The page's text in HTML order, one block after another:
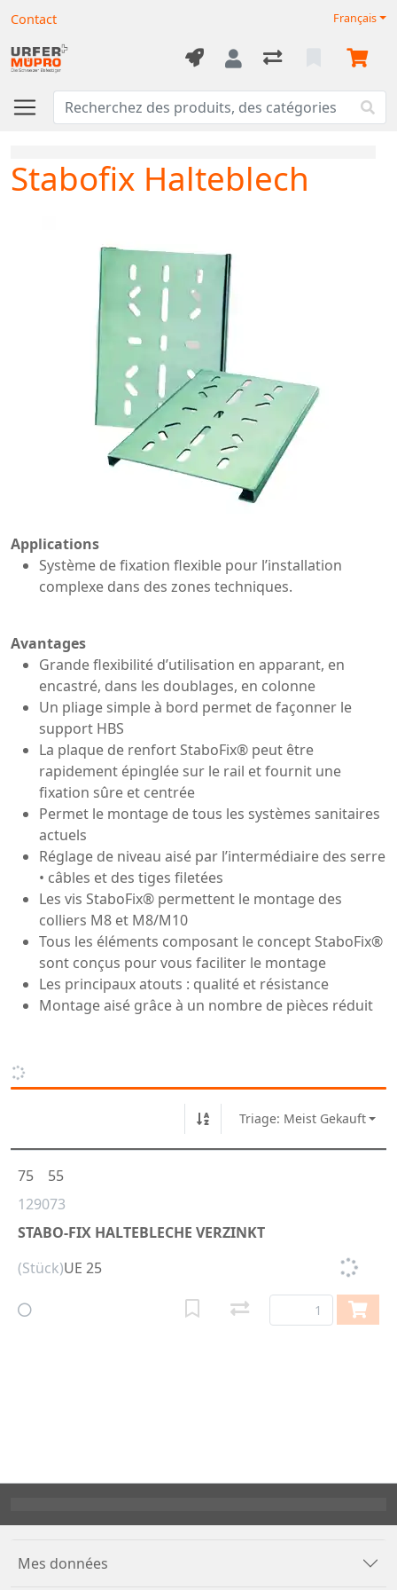
Contact Français
Stabofix Halteblech
Applications
Système de fixation flexible pour l’installation
complexe dans des zones techniques.
Avantages
Grande flexibilité d’utilisation en apparant, en
encastré, dans les doublages, en colonne
Un pliage simple à bord permet de façonner le
support HBS
La plaque de renfort StaboFix® peut être
rapidement épinglée sur le rail et fournit une
fixation sûre et centrée
Permet le montage de tous les systèmes sanitaires
actuels
Réglage de niveau aisé par l’intermédiaire des serre
• câbles et des tiges filetées
Les vis StaboFix® permettent le montage des
colliers M8 et M8/M10
Tous les éléments composant le concept StaboFix®
sont conçus pour vous faciliter le montage
Les principaux atouts : qualité et résistance
Montage aisé grâce à un nombre de pièces réduit
Triage: Meist Gekauft
129073
STABO-FIX HALTEBLECHE VERZINKT
75 55
(Stück)UE 25
Mes données